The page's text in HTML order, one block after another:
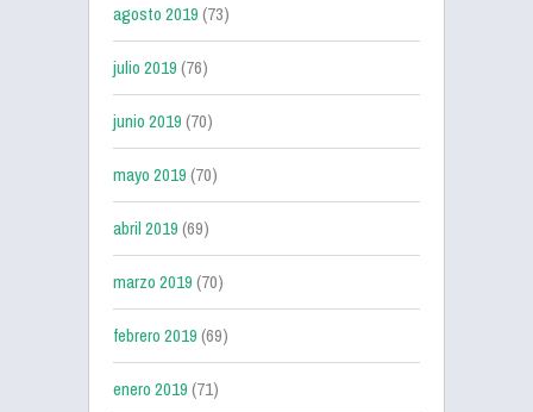
agosto 2019(73)
julio 2019(76)
junio 2019(70)
mayo 2019(70)
abril 2019(69)
marzo 2019(70)
febrero 2019(69)
enero 2019(71)